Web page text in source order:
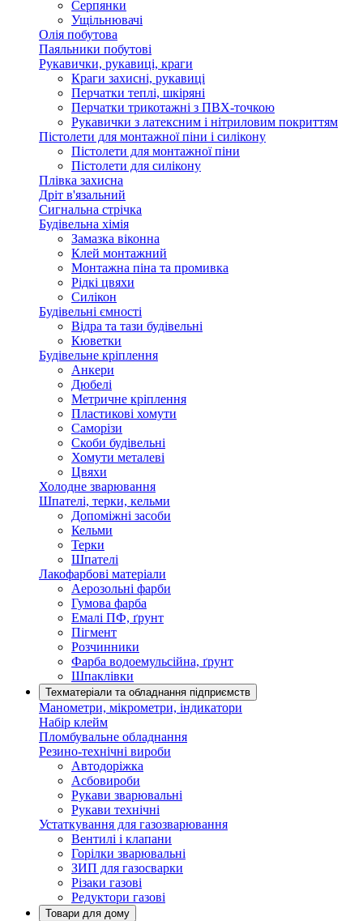
Серпянки
Ущільнювачі
Олія побутова
Паяльники побутові
Рукавички, рукавиці, краги
Краги захисні, рукавиці
Перчатки теплі, шкіряні
Перчатки трикотажні з ПВХ-точкою
Рукавички з латексним і нітриловим покриттям
Пістолети для монтажної піни і силікону
Пістолети для монтажної піни
Пістолети для силікону
Плівка захисна
Дріт в'язальний
Сигнальна стрічка
Будівельна хімія
Замазка віконна
Клей монтажний
Монтажна піна та промивка
Рідкі цвяхи
Силікон
Будівельні ємності
Відра та тази будівельні
Кюветки
Будівельне кріплення
Анкери
Дюбелі
Метричне кріплення
Пластикові хомути
Саморізи
Скоби будівельні
Хомути металеві
Цвяхи
Холодне зварювання
Шпателі, терки, кельми
Допоміжні засоби
Кельми
Терки
Шпателі
Лакофарбові матеріали
Аерозольні фарби
Гумова фарба
Емалі ПФ, ґрунт
Пігмент
Розчинники
Фарба водоемульсійна, ґрунт
Шпаклівки
Техматеріали та обладнання підприємств
Манометри, мікрометри, індикатори
Набір клейм
Пломбувальне обладнання
Резино-технічні вироби
Автодоріжка
Асбовироби
Рукави зварювальні
Рукави технічні
Устаткування для газозварювання
Вентилі і клапани
Горілки зварювальні
ЗИП для газосварки
Різаки газові
Редуктори газові
Товари для дому